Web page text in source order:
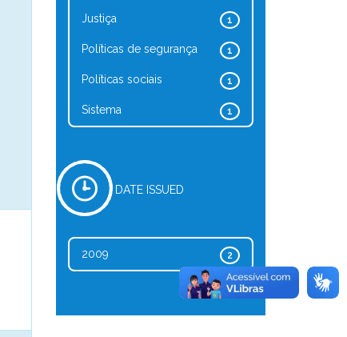
1
Justiça
1
Políticas de segurança
1
Políticas sociais
1
Sistema
DATE ISSUED
2
2009